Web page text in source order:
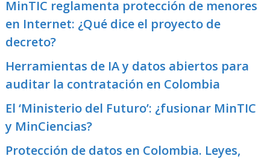
MinTIC reglamenta protección de menores
en Internet: ¿Qué dice el proyecto de
decreto?
Herramientas de IA y datos abiertos para
auditar la contratación en Colombia
El ‘Ministerio del Futuro’: ¿fusionar MinTIC
y MinCiencias?
Protección de datos en Colombia. Leyes,